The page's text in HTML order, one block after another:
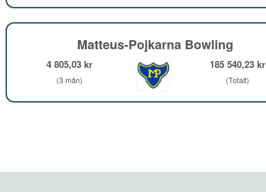
Matteus-Pojkarna Bowling
4 805,03 kr
(3 mån)
185 540,23 kr
(Totalt)